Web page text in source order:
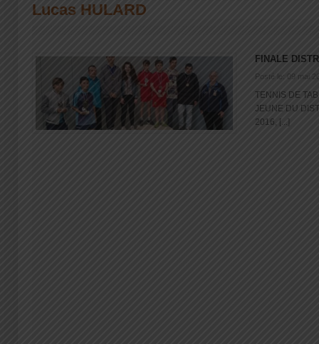
Lucas HULARD
FINALE
Posté le: 09 mai
TENNIS DE
JEUNE DU
2016, [...]